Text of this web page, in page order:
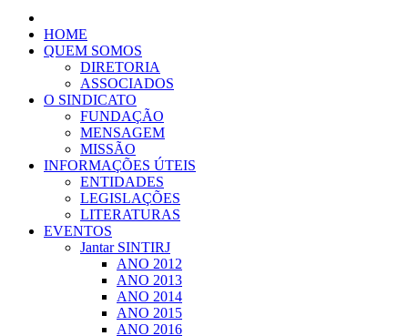
HOME
QUEM SOMOS
DIRETORIA
ASSOCIADOS
O SINDICATO
FUNDAÇÃO
MENSAGEM
MISSÃO
INFORMAÇÕES ÚTEIS
ENTIDADES
LEGISLAÇÕES
LITERATURAS
EVENTOS
Jantar SINTIRJ
ANO 2012
ANO 2013
ANO 2014
ANO 2015
ANO 2016